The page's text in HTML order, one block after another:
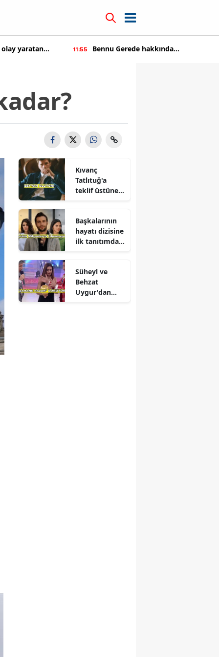
yaratan 11:55
Bennu Gerede hakkında
Kıvanç
Tatlıtuğ'a
teklif üstüne
Başkalarının
hayatı dizisine
ilk tanıtımdan
Süheyl ve
Behzat
Uygur'dan